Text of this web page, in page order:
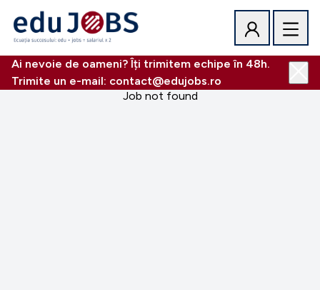
Ai nevoie de oameni? Îți trimitem echipe în 48h.
Trimite un e-mail: contact@edujobs.ro
Job not found